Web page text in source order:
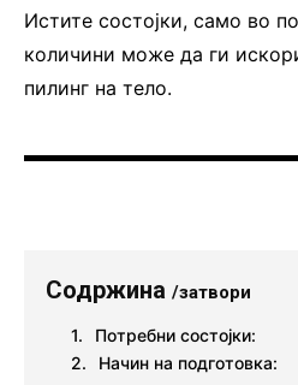
Истите состојки, само во
количини може да ги
пилинг на тело.
Содржина /затвори
Потребни состојки:
Начин на подготовка: